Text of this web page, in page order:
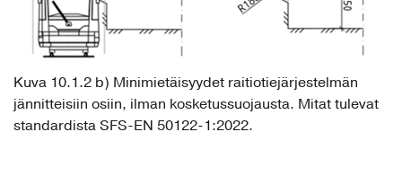
Kuva 10.1.2 b) Minimietäisyydet raitiotiejärjestelmän
jännitteisiin osiin, ilman kosketussuojausta. Mitat tulevat
standardista SFS-EN 50122-1:2022.